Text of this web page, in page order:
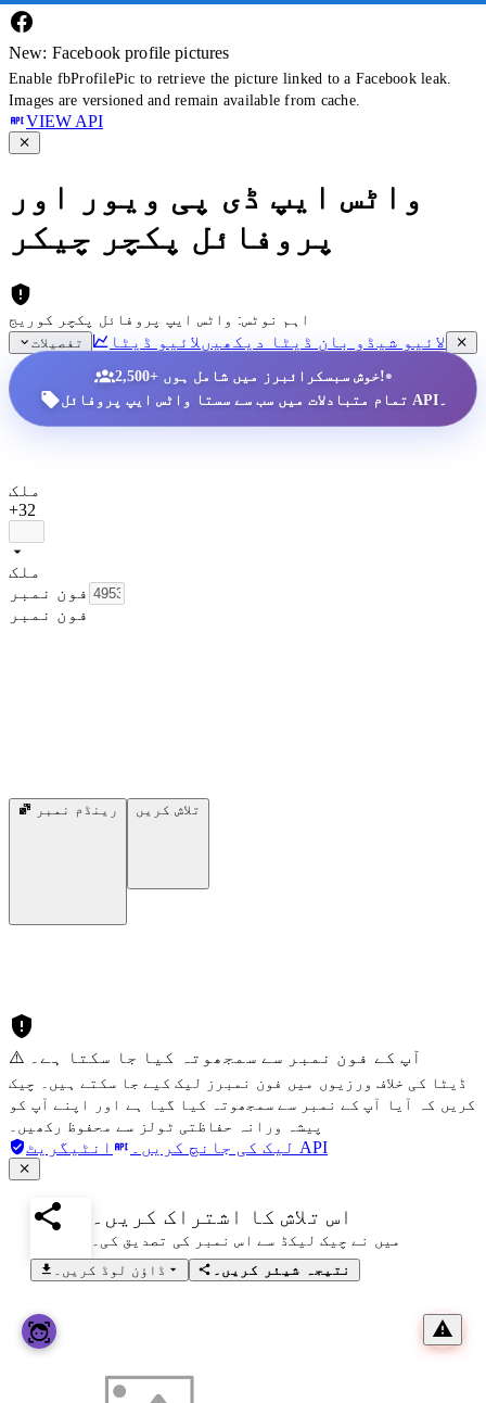
New: Facebook profile pictures
Enable fbProfilePic to retrieve the picture linked to a Facebook leak.
Images are versioned and remain available from cache.
VIEW API
واٹس ایپ ڈی پی ویور اور
پروفائل پکچر چیکر
اہم نوٹس: واٹس ایپ پروفائل پکچر کوریج
تفصیلات
لائیو شیڈو بان ڈیٹا دیکھیں لائیو ڈیٹا
2,500+ خوش سبسکرائبرز میں شامل ہوں!•
تمام متبادلات میں سب سے سستا واٹس ایپ پروفائل API۔
ملک
+32
ملک
فون نمبر
فون نمبر
رینڈم نمبر تلاش کریں
⚠️ آپ کے فون نمبر سے سمجھوتہ کیا جا سکتا ہے۔
ڈیٹا کی خلاف ورزیوں میں فون نمبرز لیک کیے جا سکتے ہیں۔ چیک
کریں کہ آیا آپ کے نمبر سے سمجھوتہ کیا گیا ہے اور اپنے آپ کو
پیشہ ورانہ حفاظتی ٹولز سے محفوظ رکھیں۔
لیک کی جانچ کریں۔ انٹیگریٹ API
اس تلاش کا اشتراک کریں۔
میں نے چیک لیکڈ سے اس نمبر کی تصدیق کی۔
ڈاؤن لوڈ کریں۔
نتیجہ شیئر کریں۔